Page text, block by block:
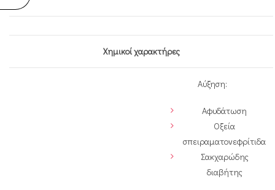
Χημικοί χαρακτήρες
Αύξηση:
Αφυδάτωση
Οξεία
σπειραματονεφρίτιδα
Σακχαρώδης
διαβήτης